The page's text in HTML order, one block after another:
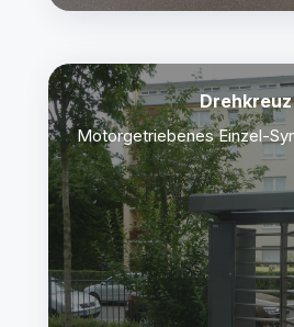
Drehkreuz
Motorgetriebenes Einzel-